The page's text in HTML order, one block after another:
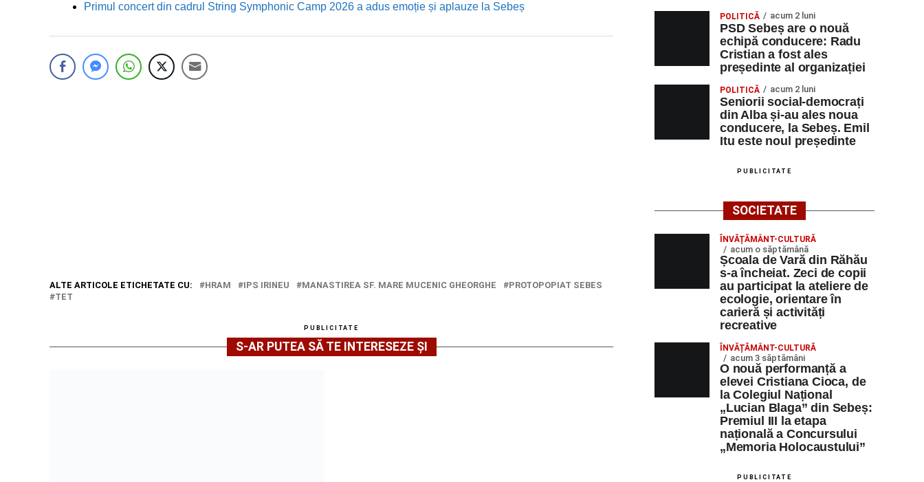
Primul concert din cadrul String Symphonic Camp 2026 a adus emoție și aplauze la Sebeș
ALTE ARTICOLE ETICHETATE CU: HRAM IPS IRINEU MANASTIREA SF. MARE MUCENIC GHEORGHE
PROTOPOPIAT SEBES
TET
PUBLICITATE
S-AR PUTEA SĂ TE INTERESEZE ȘI
POLITICĂ acum 2 luni
PSD Sebeș are o nouă
echipă conducere: Radu
Cristian a fost ales
președinte al organizației
POLITICĂ acum 2 luni
Seniorii social-democrați
din Alba și-au ales noua
conducere, la Sebeș. Emil
Itu este noul președinte
PUBLICITATE
SOCIETATE
ÎNVĂȚĂMÂNT-CULTURĂ
acum o săptămână
Școala de Vară din Răhău
s-a încheiat. Zeci de copii
au participat la ateliere de
ecologie, orientare în
carieră și activități
recreative
ÎNVĂȚĂMÂNT-CULTURĂ
acum 3 săptămâni
O nouă performanță a
elevei Cristiana Cioca, de
la Colegiul Național
„Lucian Blaga” din Sebeș:
Premiul III la etapa
națională a Concursului
„Memoria Holocaustului”
PUBLICITATE